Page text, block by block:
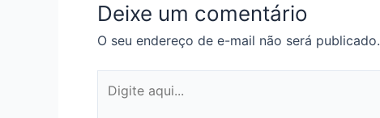
Deixe um comentário
O seu endereço de e-mail não será publicado.
aqui...